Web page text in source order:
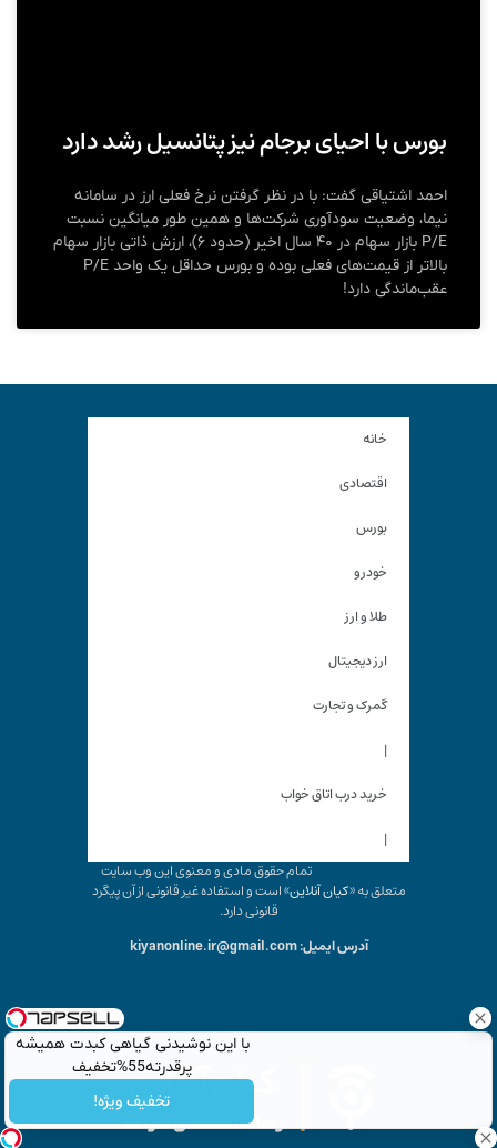
با این نوشیدنی گیاهی کبدت همیشه
پرقدرته55%تخفیف
تخفیف ویژه!
بورس با احیای برجام نیز پتانسیل رشد دارد
احمد اشتیاقی گفت: با در نظر گرفتن نرخ فعلی ارز در سامانه
نیما، وضعیت سودآوری شرکت‌ها و همین طور میانگین نسبت
P/E بازار سهام در ۴۰ سال اخیر (حدود ۶)، ارزش ذاتی بازار سهام
بالاتر از قیمت‌های فعلی بوده و بورس حداقل یک واحد P/E
عقب‌ماندگی دارد!
خانه
اقتصادی
بورس
خودرو
طلا و ارز
ارز دیجیتال
گمرک و تجارت
|
خرید درب اتاق خواب
|
تمام حقوق مادی و معنوی این وب سایت
متعلق به «کیان آنلاین» است و استفاده غیر قانونی از آن پیگرد
قانونی دارد.
آدرس ایمیل: kiyanonline.ir@gmail.com